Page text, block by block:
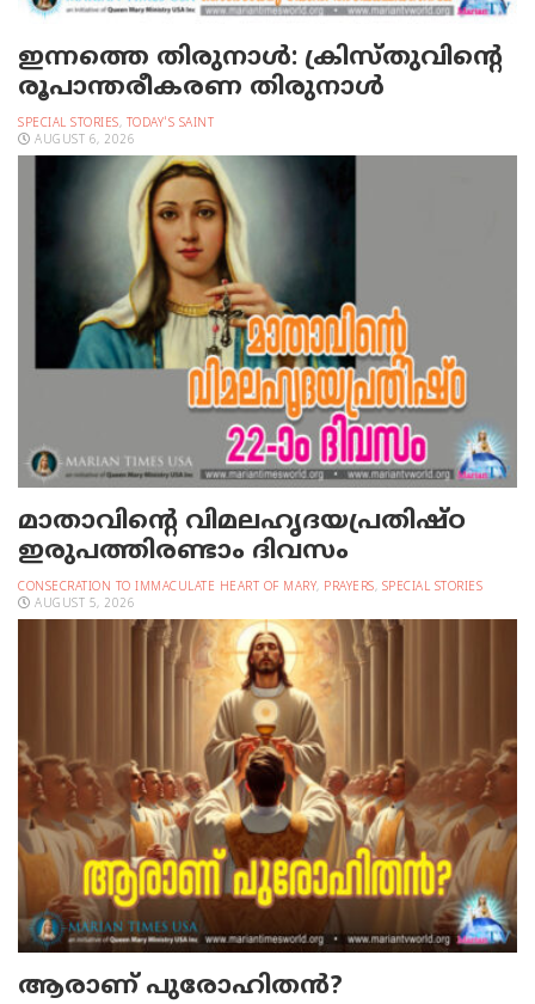
ഇന്നത്തെ തിരുനാള്‍: ക്രിസ്തുവിന്റെ
രൂപാന്തരീകരണ തിരുനാള്‍
SPECIAL STORIES, TODAY'S SAINT
AUGUST 6, 2026
മാതാവിന്റെ വിമലഹൃദയപ്രതിഷ്ഠ
ഇരുപത്തിരണ്ടാം ദിവസം
CONSECRATION TO IMMACULATE HEART OF MARY, PRAYERS, SPECIAL STORIES
AUGUST 5, 2026
ആരാണ് പുരോഹിതൻ?